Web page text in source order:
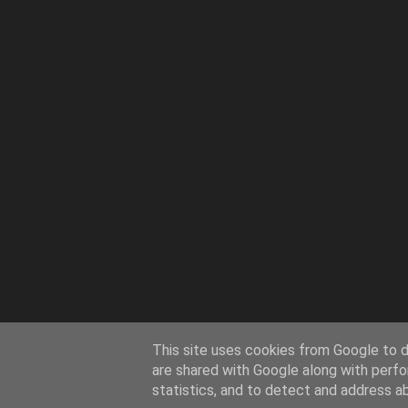
This site uses cookies from Google to
are shared with Google along with
statistics, and to detect and address